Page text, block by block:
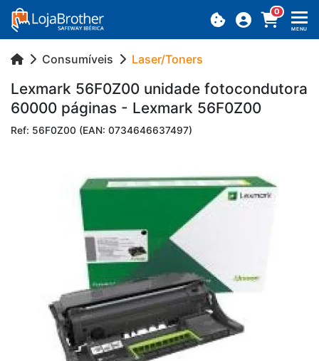
0
MENU
Consumíveis Laser/Toners
Lex­mark 56F0Z00 uni­dade fo­to­con­du­tora
60000 pá­ginas - Lex­mark 56F0Z00
Ref: 56F0Z00 (EAN: 0734646637497)
Previous